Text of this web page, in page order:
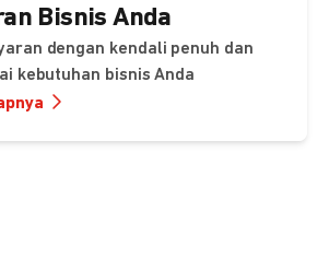
Bisnis Anda
dengan kendali penuh dan
kebutuhan bisnis Anda